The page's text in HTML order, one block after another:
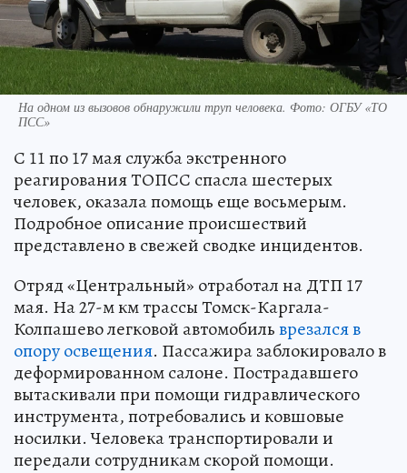
На одном из вызовов обнаружили труп человека. Фото: ОГБУ «ТО
ПСС»
С 11 по 17 мая служба экстренного
реагирования ТОПСС спасла шестерых
человек, оказала помощь еще восьмерым.
Подробное описание происшествий
представлено в свежей сводке инцидентов.
Отряд «Центральный» отработал на ДТП 17
мая. На 27-м км трассы Томск-Каргала-
Колпашево легковой автомобильврезался в
опору освещения. Пассажира заблокировало в
деформированном салоне. Пострадавшего
вытаскивали при помощи гидравлического
инструмента, потребовались и ковшовые
носилки. Человека транспортировали и
передали сотрудникам скорой помощи.